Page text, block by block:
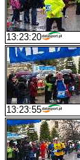
13:23:20
13:23:55